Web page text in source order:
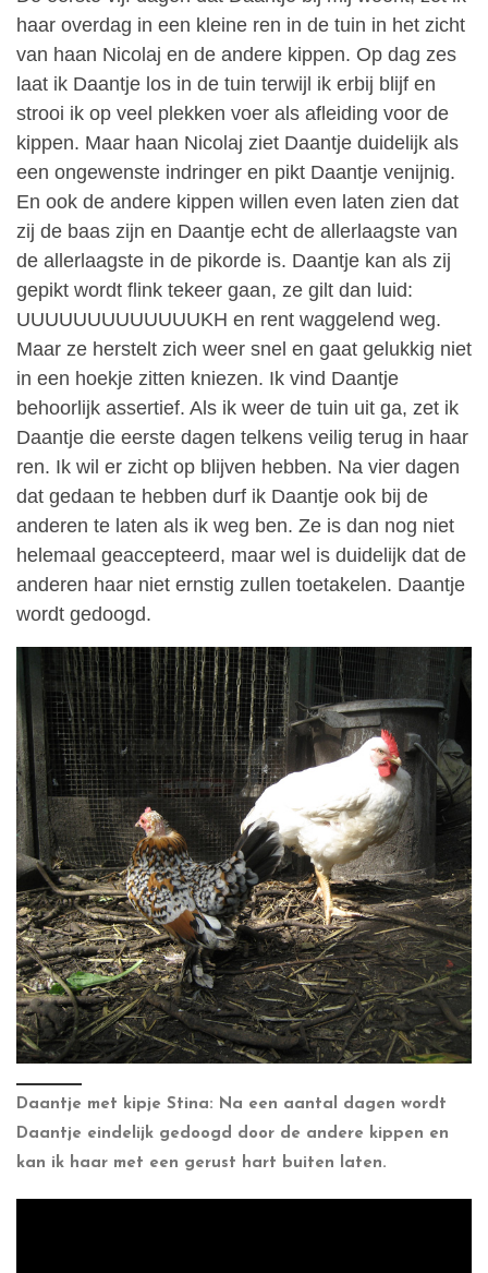
haar overdag in een kleine ren in de tuin in het zicht
van haan Nicolaj en de andere kippen. Op dag zes
laat ik Daantje los in de tuin terwijl ik erbij blijf en
strooi ik op veel plekken voer als afleiding voor de
kippen. Maar haan Nicolaj ziet Daantje duidelijk als
een ongewenste indringer en pikt Daantje venijnig.
En ook de andere kippen willen even laten zien dat
zij de baas zijn en Daantje echt de allerlaagste van
de allerlaagste in de pikorde is. Daantje kan als zij
gepikt wordt flink tekeer gaan, ze gilt dan luid:
UUUUUUUUUUUUUKH en rent waggelend weg.
Maar ze herstelt zich weer snel en gaat gelukkig niet
in een hoekje zitten kniezen. Ik vind Daantje
behoorlijk assertief. Als ik weer de tuin uit ga, zet ik
Daantje die eerste dagen telkens veilig terug in haar
ren. Ik wil er zicht op blijven hebben. Na vier dagen
dat gedaan te hebben durf ik Daantje ook bij de
anderen te laten als ik weg ben. Ze is dan nog niet
helemaal geaccepteerd, maar wel is duidelijk dat de
anderen haar niet ernstig zullen toetakelen. Daantje
wordt gedoogd.
Daantje met kipje Stina: Na een aantal dagen wordt
Daantje eindelijk gedoogd door de andere kippen en
kan ik haar met een gerust hart buiten laten.